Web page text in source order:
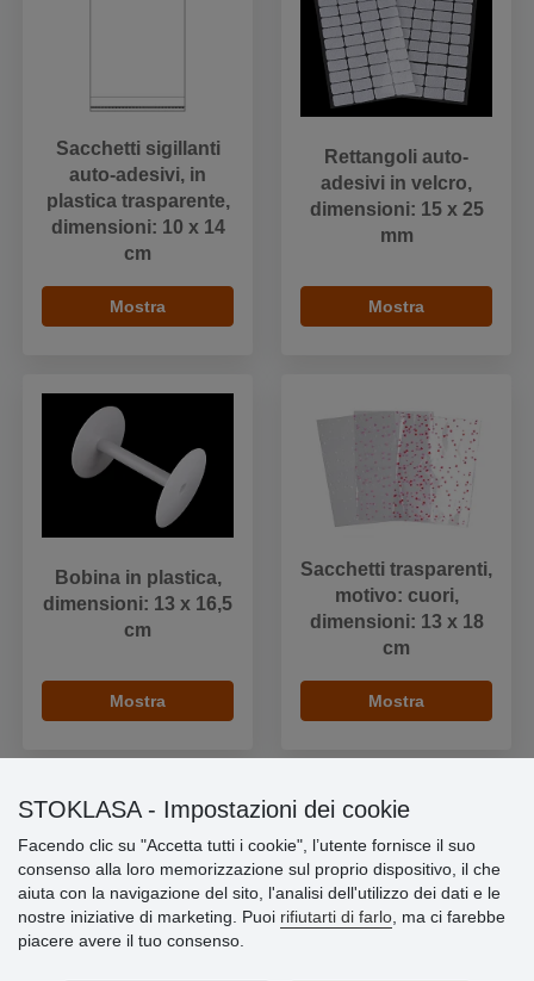
Sacchetti sigillanti
auto-adesivi, in
plastica trasparente,
dimensioni: 10 x 14
cm
Mostra
Rettangoli auto-
adesivi in velcro,
dimensioni: 15 x 25
mm
Mostra
Bobina in plastica,
dimensioni: 13 x 16,5
cm
Mostra
Sacchetti trasparenti,
motivo: cuori,
dimensioni: 13 x 18
cm
Mostra
Informazioni importanti
» Impostazioni dei cookie
» Termini & Condizioni
» Informativa sulla Privacy
STOKLASA - Impostazioni dei cookie
Facendo clic su "Accetta tutti i cookie", l’utente fornisce il suo
consenso alla loro memorizzazione sul proprio dispositivo, il che
aiuta con la navigazione del sito, l'analisi dell'utilizzo dei dati e le
nostre iniziative di marketing. Puoi rifiutarti di farlo , ma ci farebbe
piacere avere il tuo consenso.